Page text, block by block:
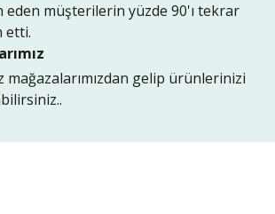
eden müşterilerin yüzde 90'ı tekrar
etti.
mağazalarımızdan gelip ürünlerinizi